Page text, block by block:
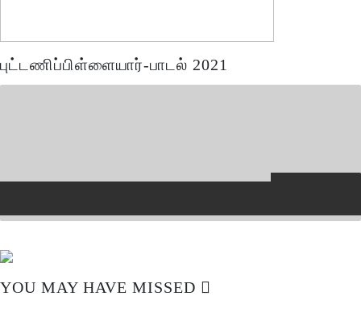
புட்டணிப்பிள்ளையார்-பாடல் 2021
YOU MAY HAVE MISSED